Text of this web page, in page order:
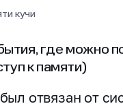
кучи
где можно
к памяти)
отвязан от